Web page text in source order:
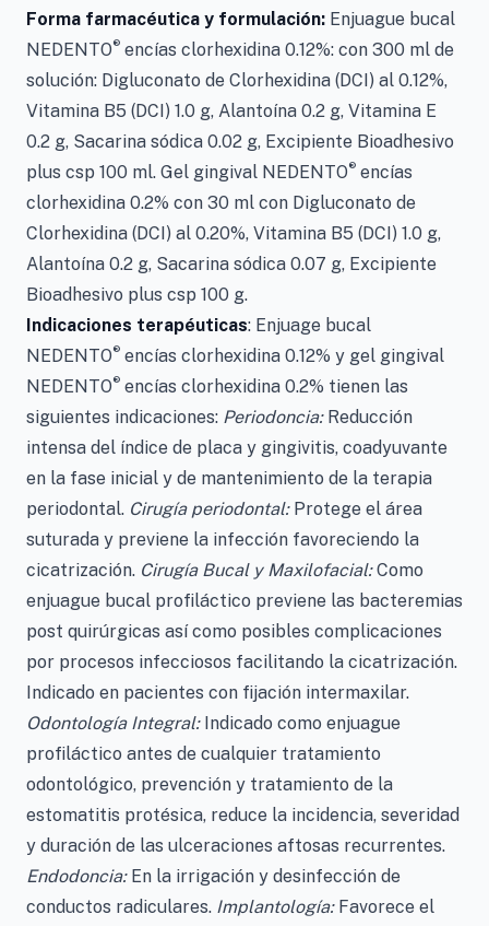
Forma farmacéutica y formulación: Enjuague bucal
NEDENTO® encías clorhexidina 0.12%: con 300 ml de
solución: Digluconato de Clorhexidina (DCI) al 0.12%,
Vitamina B5 (DCI) 1.0 g, Alantoína 0.2 g, Vitamina E
0.2 g, Sacarina sódica 0.02 g, Excipiente Bioadhesivo
plus csp 100 ml. Gel gingival NEDENTO® encías
clorhexidina 0.2% con 30 ml con Digluconato de
Clorhexidina (DCI) al 0.20%, Vitamina B5 (DCI) 1.0 g,
Alantoína 0.2 g, Sacarina sódica 0.07 g, Excipiente
Bioadhesivo plus csp 100 g.
Indicaciones terapéuticas: Enjuage bucal
NEDENTO® encías clorhexidina 0.12% y gel gingival
NEDENTO® encías clorhexidina 0.2% tienen las
siguientes indicaciones: Periodoncia:Reducción
intensa del índice de placa y gingivitis, coadyuvante
en la fase inicial y de mantenimiento de la terapia
periodontal. Cirugía periodontal:Protege el área
suturada y previene la infección favoreciendo la
cicatrización. Cirugía Bucal y Maxilofacial:Como
enjuague bucal profiláctico previene las bacteremias
post quirúrgicas así como posibles complicaciones
por procesos infecciosos facilitando la cicatrización.
Indicado en pacientes con fijación intermaxilar.
Odontología Integral:Indicado como enjuague
profiláctico antes de cualquier tratamiento
odontológico, prevención y tratamiento de la
estomatitis protésica, reduce la incidencia, severidad
y duración de las ulceraciones aftosas recurrentes.
Endodoncia:En la irrigación y desinfección de
conductos radiculares. Implantología:Favorece el